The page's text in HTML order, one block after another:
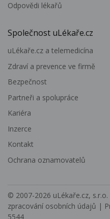
Odpovědi lékařů
Společnost uLékaře.cz
uLékaře.cz a telemedicína
Zdraví a prevence ve firmě
Bezpečnost
Partneři a spolupráce
Kariéra
Inzerce
Kontakt
Ochrana oznamovatelů
© 2007-2026 uLékaře.cz, s.r.o.
zpracování osobních údajů |
5544